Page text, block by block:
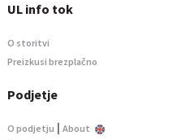
UL info tok
O storitvi
Preizkusi brezplačno
Podjetje
O podjetju | About